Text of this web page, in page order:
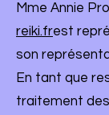
Mme Annie
reiki.frest
son
En tant que
traitement des